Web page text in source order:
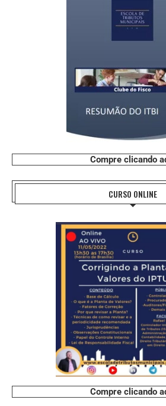
Compre clicando
CURSO ONLINE
Compre clicando